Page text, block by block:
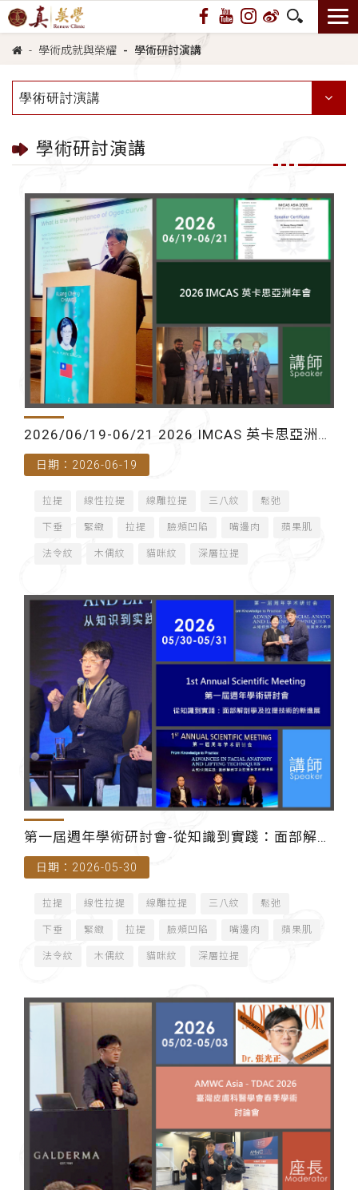
學術成就與榮耀 學術研討演講
學術研討演講
學術研討演講
2026/06/19-06/21 2026 IMCAS 英卡思亞洲年
會（泰國曼谷）-講師
日期：2026-06-19
拉提 線性拉提 線雕拉提 三八紋 鬆弛
下垂 緊緻 拉提 臉頰凹陷 嘴邊肉 蘋果肌
法令紋 木偶紋 貓咪紋 深層拉提
第一屆週年學術研討會-從知識到實踐：面部解剖
學及拉提技術的新進展（香港）-主講師
日期：2026-05-30
拉提 線性拉提 線雕拉提 三八紋 鬆弛
下垂 緊緻 拉提 臉頰凹陷 嘴邊肉 蘋果肌
法令紋 木偶紋 貓咪紋 深層拉提